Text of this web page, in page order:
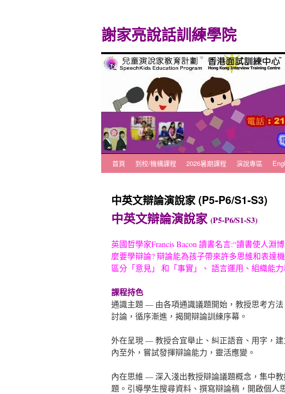
謝家亮說話訓練學院
容
首頁 到校/機構課程 2026暑期課程 演說專區
中英文辯論演說家 (P5-P6/S1-S3)
中英文辯論演說家 (P5-P6/S1-S3)
英國哲學家Francis Bacon 讀書名言:“讀書使人淵
麼要學辯論? 辯論能為孩子帶來許多思維和表達
區分「意見」 和「事實」、 語言運用、組織能力
課程持色
通識主題 — 由各項通識議題開始，教授思考方
討論，循序漸進，揭開辯論訓練序幕。
外在呈現 — 教授合宜舉止、糾正語音、用字，
內至外，嘗試發揮辯論能力，靈活應變。
內在思維 — 深入淺出教授辯論議題概念，集中
題。引導學生搜尋資料、撰寫辯論稿，開啟個人